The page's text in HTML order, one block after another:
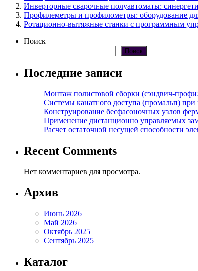
Инверторные сварочные полуавтоматы:
Профилеметры и профилометры: оборудование
Ротационно-вытяжные станки с программным
Поиск
Поиск
Последние записи
Монтаж полистовой сборки (сэндвич-
Системы канатного доступа (промальп)
Конструирование бесфасоночных узлов
Применение дистанционно управляемых
Расчет остаточной несущей способности
Recent Comments
Нет комментариев для просмотра.
Архив
Июнь 2026
Май 2026
Октябрь 2025
Сентябрь 2025
Каталог